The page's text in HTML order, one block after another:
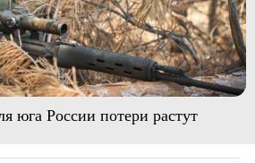
юга России потери растут